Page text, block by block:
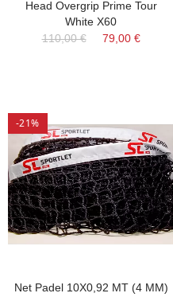
Head Overgrip Prime Tour
White X60
110,00 €
79,00 €
-21%
Net Padel 10X0,92 MT (4 MM)